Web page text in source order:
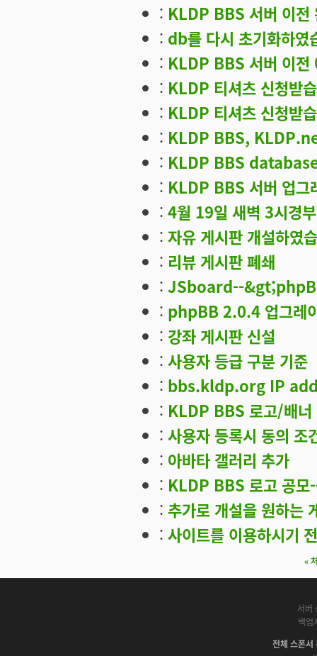
: KLDP BBS 서버 이전
: db를 다시 초기화하였
: KLDP BBS 서버 이전
: KLDP 티셔츠 신청받
: KLDP 티셔츠 신청받
: KLDP BBS,
: KLDP BBS
: KLDP BBS 서버 업그
: 4월 19일 새벽 3시경
: 자유 게시판 개설하였
: 리뷰 게시판 폐쇄
: JSboard--&gt;phpBB
: phpBB 2.0.4 업그레
: 강좌 게시판 신설
: 사용자 등급 구분 기준
: bbs.kldp.org IP
: KLDP BBS 로고/배너
: 사용자 등록시 동의 조
: 아바타 갤러리 추가
: KLDP BBS 로고 공
: 추가로 개설을 원하는
: 사이트를 이용하시기
«
서버
백업
전체 스폰서